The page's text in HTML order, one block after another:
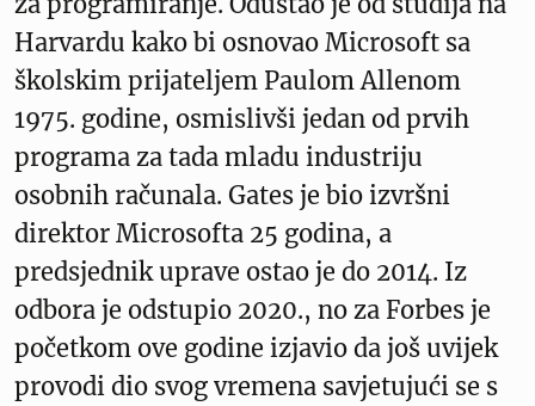
Harvardu kako bi osnovao Microsoft sa
školskim prijateljem Paulom Allenom
1975. godine, osmislivši jedan od prvih
programa za tada mladu industriju
osobnih računala. Gates je bio izvršni
direktor Microsofta 25 godina, a
predsjednik uprave ostao je do 2014. Iz
odbora je odstupio 2020., no za Forbes je
početkom ove godine izjavio da još uvijek
provodi dio svog vremena savjetujući se s